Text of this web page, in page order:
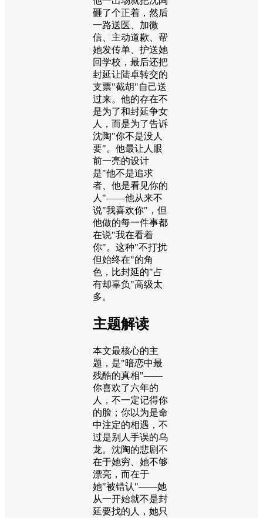
砸了个正着，然后
一路送医、加微
信、主动道歉、帮
她发传单、护送她
回学校，最后还把
封延让陆卓转交的
支票"截胡"自己送
过来。他的存在不
是为了和封延争女
人，而是为了告诉
沈陶"你不是没人
要"。他最让人眼
前一亮的设计
是"他不是追求
者、他是看见你的
人"——他从来不
说"我喜欢你"，但
他做的每一件事都
在说"我在看着
你"。这种"不打扰
但始终在"的角
色，比封延的"占
有却辜负"高级太
多。
主题解读
本文最核心的主
题，是"暗恋中最
残酷的真相"——
你喜欢了六年的
人，不一定记得你
的脸；你以为是命
中注定的相遇，不
过是别人手误的乌
龙。沈陶的悲剧不
在于她穷、她不够
漂亮，而在于
她"被错认"——她
从一开始就不是封
延要找的人，她只